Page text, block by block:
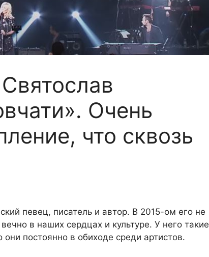
Очень
что сквозь
певец, писатель и автор. В 2015-ом его не
в наших сердцах и культуре. У него такие
постоянно в обиходе среди артистов.